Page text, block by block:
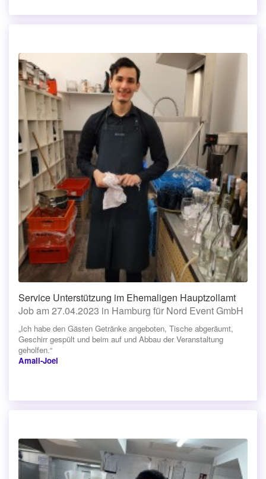
Service Unterstützung im Ehemaligen Hauptzollamt
Job am 27.04.2023 in Hamburg für Nord Event GmbH
„Ich habe den Gästen Getränke angeboten, Tische abgeräumt,
Geschirr gespült und beim auf und Abbau der Veranstaltung
geholfen.“
Amali-Joel